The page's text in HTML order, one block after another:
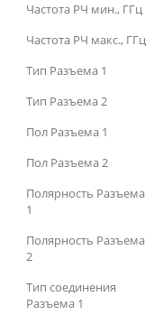
Частота РЧ мин., ГГц
Частота РЧ макс., ГГц
Тип Разъема 1
Тип Разъема 2
Пол Разъема 1
Пол Разъема 2
Полярность Разъема
1
Полярность Разъема
2
Тип соединения
Разъема 1